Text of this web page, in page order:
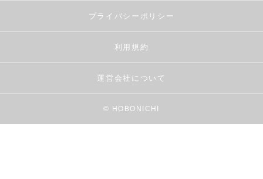
プライバシーポリシー
利用規約
運営会社について
© HOBONICHI